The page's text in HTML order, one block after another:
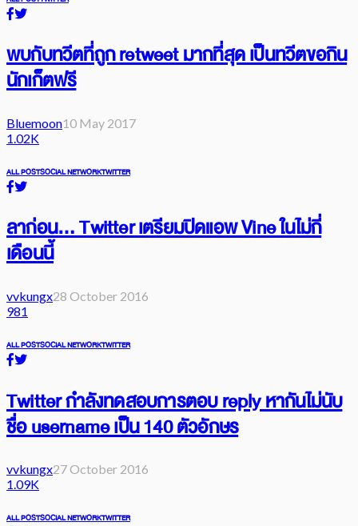
พบกับทวีตที่ถูก retweet มากที่สุด เป็นทวีตขอกิน
นักเก็ตฟรี
Bluemoon10 May 2017
1.02K
ALL POSTSOCIAL NETWORKTWITTER
ลาก่อน… Twitter เตรียมปิดแอพ Vine ในไม่กี่
เดือนนี้
vvkungx28 October 2016
981
ALL POSTSOCIAL NETWORKTWITTER
Twitter กำลังทดสอบการตอบ reply หากันไม่นับ
ชื่อ username เป็น 140 ตัวอักษร
vvkungx27 October 2016
1.09K
ALL POSTSOCIAL NETWORKTWITTER